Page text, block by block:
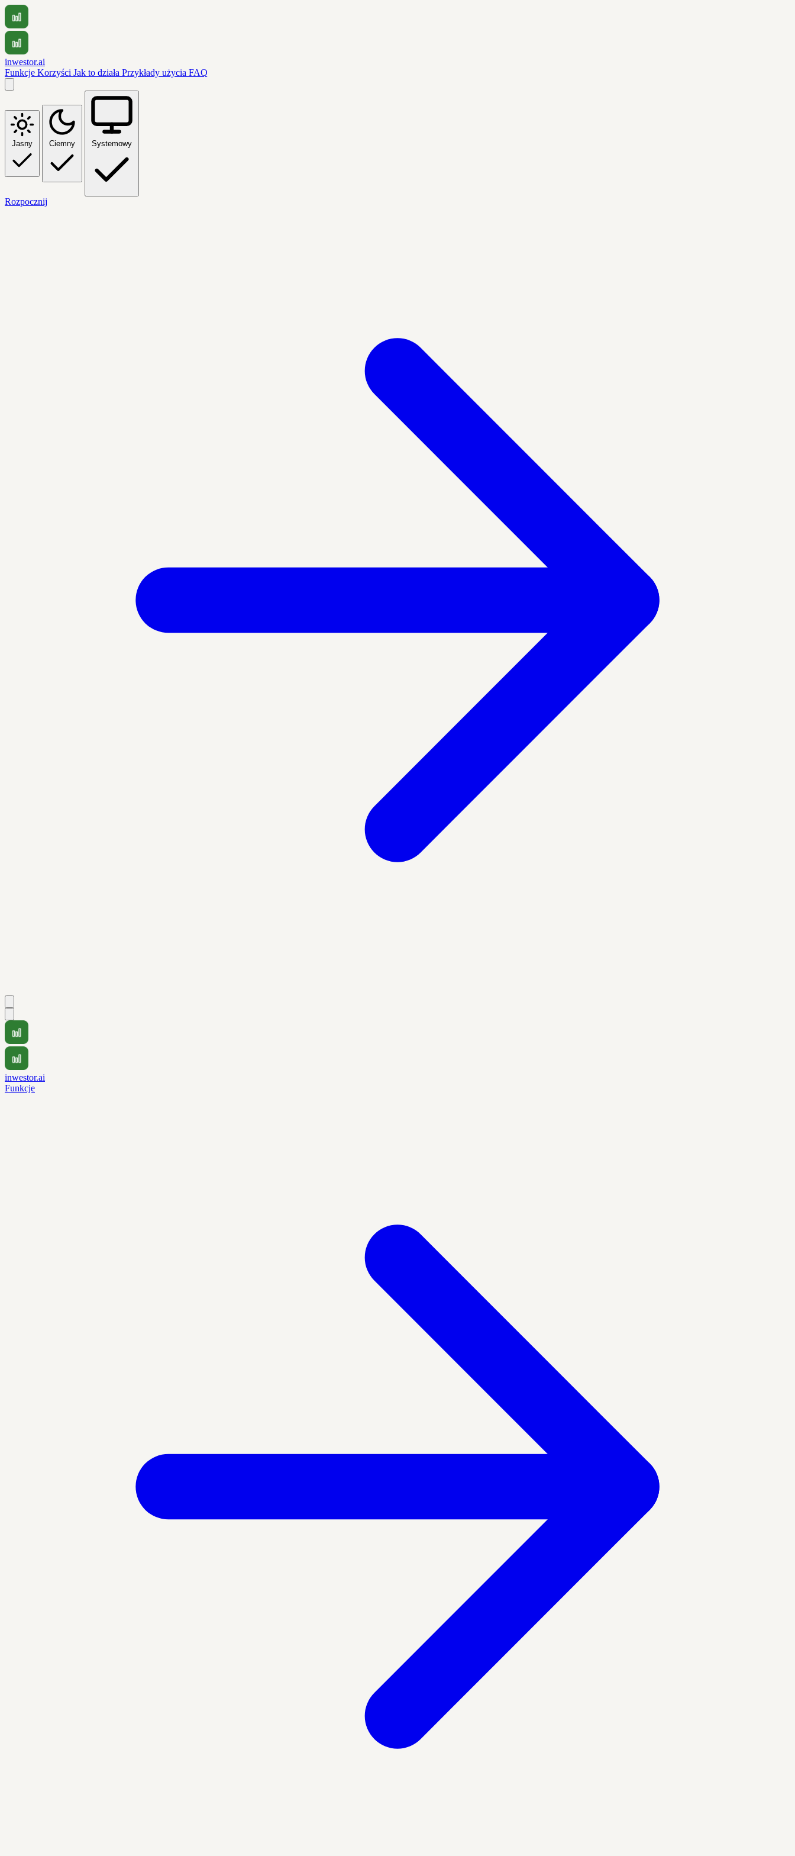
inwestor.ai
Funkcje Korzyści Jak to działa Przykłady użycia FAQ
Jasny Ciemny Systemowy
Rozpocznij
inwestor.ai
Funkcje